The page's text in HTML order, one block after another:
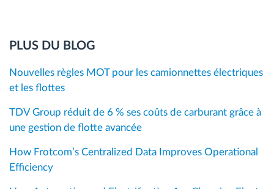
PLUS DU BLOG
Nouvelles règles MOT pour les camionnettes électriques
et les flottes
TDV Group réduit de 6 % ses coûts de carburant grâce à
une gestion de flotte avancée
How Frotcom’s Centralized Data Improves Operational
Efficiency